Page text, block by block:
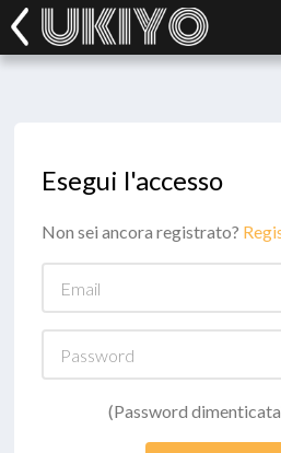
Esegui l'accesso
Non sei ancora registrato?
(Password